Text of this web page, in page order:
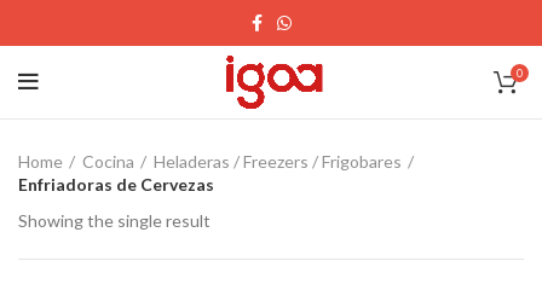
0
Home Cocina
Heladeras / Freezers / Frigobares
Enfriadoras de Cervezas
Showing the single result